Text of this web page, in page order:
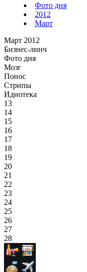
Фото дня
2012
Март
Март 2012
Бизнес-линч
Фото дня
Мозг
Понос
Стрипы
Идиотека
13
14
15
16
17
18
19
20
21
22
23
24
25
26
27
28